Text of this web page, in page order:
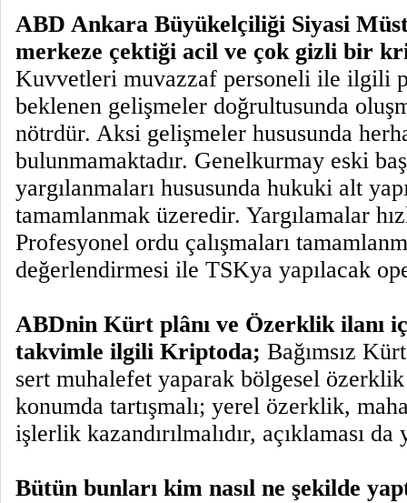
ABD Ankara Büyükelçiliği Siyasi
merkeze çektiği acil ve çok gizli bir
Kuvvetleri muvazzaf personeli ile ilgili
beklenen gelişmeler doğrultusunda
nötrdür. Aksi gelişmeler hususunda
bulunmamaktadır. Genelkurmay eski
yargılanmaları hususunda hukuki alt
tamamlanmak üzeredir. Yargılamalar
Profesyonel ordu çalışmaları
değerlendirmesi ile TSKya yapılacak
ABDnin Kürt plânı ve Özerklik ilanı
takvimle ilgili Kriptoda; Bağımsız
sert muhalefet yaparak bölgesel
konumda tartışmalı; yerel özerklik,
işlerlik kazandırılmalıdır, açıklaması da
Bütün bunları kim nasıl ne şekilde